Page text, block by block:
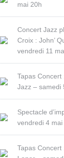
mai 20h
Concert Jazz
Croix : John’
vendredi 11
Tapas
Jazz – samedi
Spectacle
vendredi 4 mai
Tapas Concert